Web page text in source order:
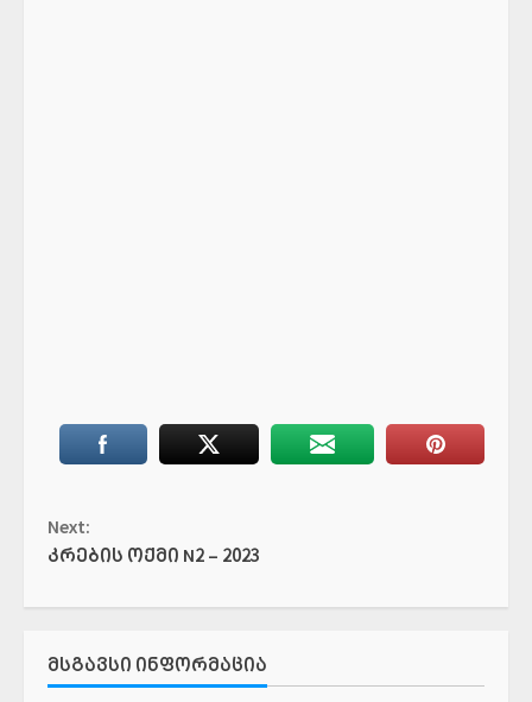
Continue
Reading
Next:
კრების ოქმი N2 – 2023
ᲛᲡᲒᲐᲕᲡᲘ ᲘᲜᲤᲝᲠᲛᲐᲪᲘᲐ